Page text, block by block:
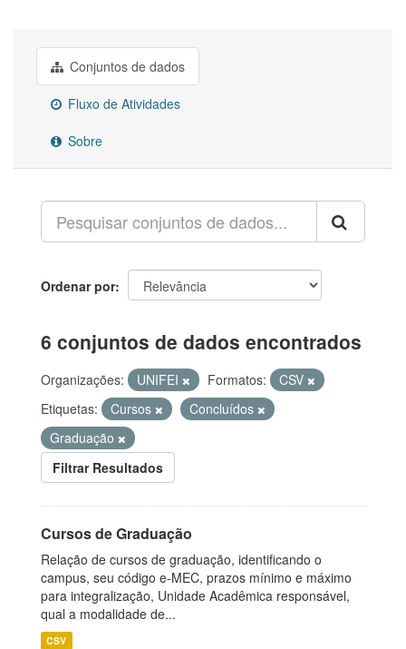
Conjuntos de dados
Fluxo de Atividades
Sobre
Ordenar por
6 conjuntos de dados encontrados
Organizações: UNIFEI Formatos:
CSV
Etiquetas:
Cursos
Concluídos
Graduação
Filtrar Resultados
Cursos de Graduação
Relação de cursos de graduação, identificando o
campus, seu código e-MEC, prazos mínimo e máximo
para integralização, Unidade Acadêmica responsável,
qual a modalidade de...
CSV